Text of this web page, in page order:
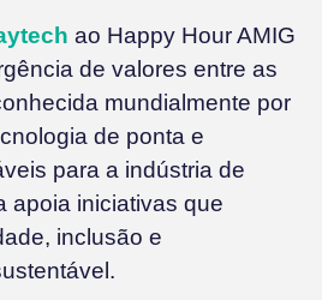
ao Happy Hour AMIG
de valores entre as
mundialmente por
de ponta e
para a indústria de
apoia iniciativas que
inclusão e